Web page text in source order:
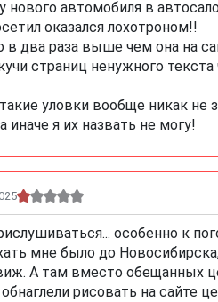
автомобиля в
оказался лохотроном!!
два раза выше чем она на
страниц ненужного
уловки вообще никак не
я их назвать не могу!
особенно к
мне было до
А там вместо обещанных
рисовать на сайте